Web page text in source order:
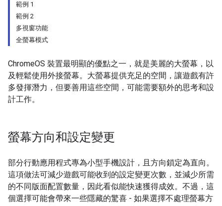
範例 1
範例 2
多視窗功能
全螢幕模式
ChromeOS 裝置最明顯的優點之一，就是美麗的大螢幕，以
及輕鬆使用外接螢幕。大螢幕提供充足的空間，讓遊戲有許
多發揮潛力，但要善用這些空間，可能需要額外的思考和設
計工作。
螢幕方向和設定變更
部分行動應用程式專為小型手機設計，且方向鎖定為直向。
這項做法可減少遊戲可能收到的設定變更次數，並減少所需
的不同版面配置數量，因此看似能快速獲得成效。不過，這
個選擇可能會帶來一些隱藏的驚喜 - 如果選擇不處理螢幕方